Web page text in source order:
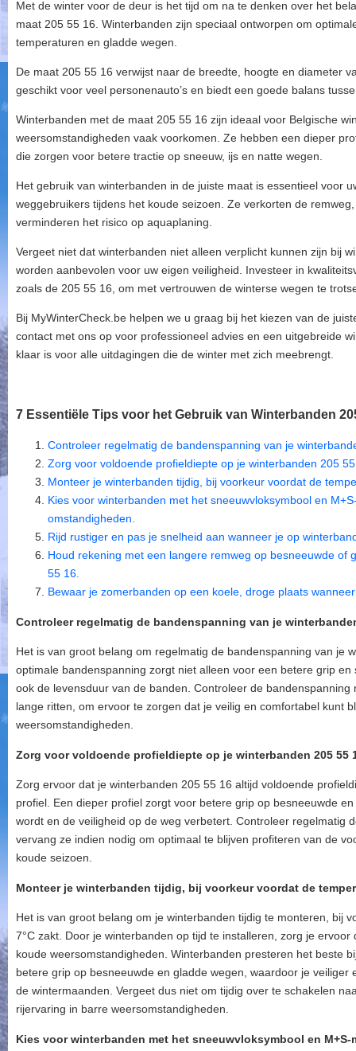
Met de winter voor de deur is het tijd om na te denken over het
maat 205 55 16. Winterbanden zijn speciaal ontworpen om
temperaturen en gladde wegen.
De maat 205 55 16 verwijst naar de breedte, hoogte en diameter
geschikt voor veel personenauto’s en biedt een goede balans
Winterbanden met de maat 205 55 16 zijn ideaal voor Belgische
weersomstandigheden vaak voorkomen. Ze hebben een dieper
die zorgen voor betere tractie op sneeuw, ijs en natte wegen.
Het gebruik van winterbanden in de juiste maat is essentieel voor
weggebruikers tijdens het koude seizoen. Ze verkorten de
verminderen het risico op aquaplaning.
Vergeet niet dat winterbanden niet alleen verplicht kunnen zijn bij
worden aanbevolen voor uw eigen veiligheid. Investeer in
zoals de 205 55 16, om met vertrouwen de winterse wegen te
Bij MyWinterCheck.be helpen we u graag bij het kiezen van de
contact met ons op voor professioneel advies en een uitgebreide
klaar is voor alle uitdagingen die de winter met zich meebrengt.
7 Essentiële Tips voor het Gebruik van Winterbanden
Controleer regelmatig de bandenspanning van je
Zorg voor voldoende profieldiepte op je winterbanden 205
Monteer je winterbanden tijdig, bij voorkeur voordat de
Kies voor winterbanden met het sneeuwvloksymbool en
omstandigheden.
Rijd rustiger en pas je snelheid aan wanneer je op
Houd rekening met een langere remweg op besneeuwde of
55 16.
Bewaar je zomerbanden op een koele, droge plaats
Controleer regelmatig de bandenspanning van je
Het is van groot belang om regelmatig de bandenspanning van je
optimale bandenspanning zorgt niet alleen voor een betere grip
ook de levensduur van de banden. Controleer de
lange ritten, om ervoor te zorgen dat je veilig en comfortabel kunt
weersomstandigheden.
Zorg voor voldoende profieldiepte op je winterbanden 205 55
Zorg ervoor dat je winterbanden 205 55 16 altijd voldoende
profiel. Een dieper profiel zorgt voor betere grip op besneeuwde
wordt en de veiligheid op de weg verbetert. Controleer regelmatig
vervang ze indien nodig om optimaal te blijven profiteren van de
koude seizoen.
Monteer je winterbanden tijdig, bij voorkeur voordat de
Het is van groot belang om je winterbanden tijdig te monteren, bij
7°C zakt. Door je winterbanden op tijd te installeren, zorg je
koude weersomstandigheden. Winterbanden presteren het beste
betere grip op besneeuwde en gladde wegen, waardoor je
de wintermaanden. Vergeet dus niet om tijdig over te schakelen
rijervaring in barre weersomstandigheden.
Kies voor winterbanden met het sneeuwvloksymbool en